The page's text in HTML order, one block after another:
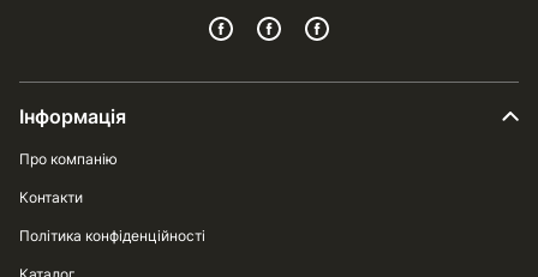
Інформація
Про компанію
Контакти
Політика конфіденційності